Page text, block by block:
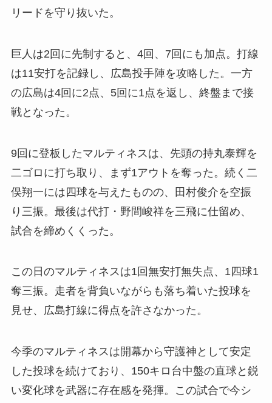
リードを守り抜いた。
巨人は2回に先制すると、4回、7回にも加点。打線
は11安打を記録し、広島投手陣を攻略した。一方
の広島は4回に2点、5回に1点を返し、終盤まで接
戦となった。
9回に登板したマルティネスは、先頭の持丸泰輝を
二ゴロに打ち取り、まず1アウトを奪った。続く二
俣翔一には四球を与えたものの、田村俊介を空振
り三振。最後は代打・野間峻祥を三飛に仕留め、
試合を締めくくった。
この日のマルティネスは1回無安打無失点、1四球1
奪三振。走者を背負いながらも落ち着いた投球を
見せ、広島打線に得点を許さなかった。
今季のマルティネスは開幕から守護神として安定
した投球を続けており、150キロ台中盤の直球と鋭
い変化球を武器に存在感を発揮。この試合で今シ